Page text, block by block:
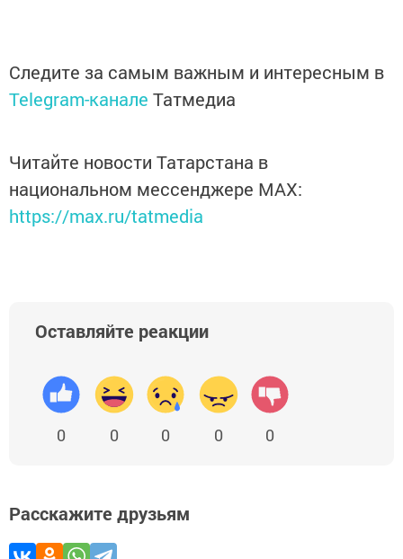
Следите за самым важным и интересным в
Telegram-канале Татмедиа
Читайте новости Татарстана в
национальном мессенджере MАХ:
https://max.ru/tatmedia
Оставляйте реакции
0 0 0 0 0
Расскажите друзьям